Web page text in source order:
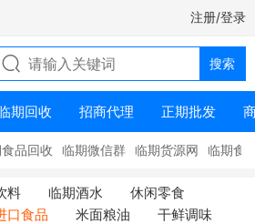
注册/登录
期回收 招商代理 正期批发
品回收 临期微信群 临期货源网 临期食
料 临期酒水
休闲零食
口食品 米面粮油
干鲜调味